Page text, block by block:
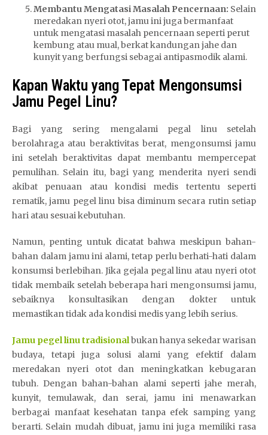
Membantu Mengatasi Masalah Pencernaan: Selain
meredakan nyeri otot, jamu ini juga bermanfaat
untuk mengatasi masalah pencernaan seperti perut
kembung atau mual, berkat kandungan jahe dan
kunyit yang berfungsi sebagai antipasmodik alami.
Kapan Waktu yang Tepat Mengonsumsi
Jamu Pegel Linu?
Bagi yang sering mengalami pegal linu setelah
berolahraga atau beraktivitas berat, mengonsumsi jamu
ini setelah beraktivitas dapat membantu mempercepat
pemulihan. Selain itu, bagi yang menderita nyeri sendi
akibat penuaan atau kondisi medis tertentu seperti
rematik, jamu pegel linu bisa diminum secara rutin setiap
hari atau sesuai kebutuhan.
Namun, penting untuk dicatat bahwa meskipun bahan-
bahan dalam jamu ini alami, tetap perlu berhati-hati dalam
konsumsi berlebihan. Jika gejala pegal linu atau nyeri otot
tidak membaik setelah beberapa hari mengonsumsi jamu,
sebaiknya konsultasikan dengan dokter untuk
memastikan tidak ada kondisi medis yang lebih serius.
Jamu pegel linu tradisionalbukan hanya sekedar warisan
budaya, tetapi juga solusi alami yang efektif dalam
meredakan nyeri otot dan meningkatkan kebugaran
tubuh. Dengan bahan-bahan alami seperti jahe merah,
kunyit, temulawak, dan serai, jamu ini menawarkan
berbagai manfaat kesehatan tanpa efek samping yang
berarti. Selain mudah dibuat, jamu ini juga memiliki rasa